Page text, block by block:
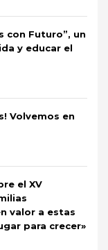
con Futuro”, un
y educar el
Volvemos en
el XV
valor a estas
para crecer»